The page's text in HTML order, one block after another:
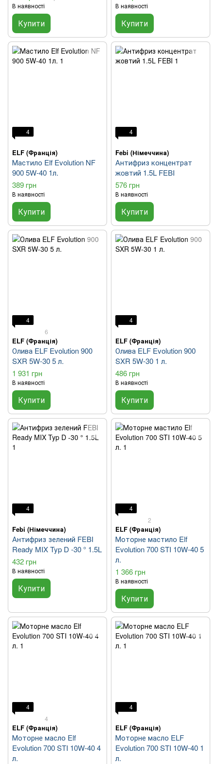
В наявності
Купити
В наявності
Купити
4
ELF (Франція)
Мастило Elf Evolution NF
900 5W-40 1л.
389 грн
В наявності
Купити
4
Febi (Німеччина)
Антифриз концентрат
жовтий 1.5L FEBI
576 грн
В наявності
Купити
4
6
ELF (Франція)
Олива ELF Evolution 900
SXR 5W-30 5 л.
1 931 грн
В наявності
Купити
4
ELF (Франція)
Олива ELF Evolution 900
SXR 5W-30 1 л.
486 грн
В наявності
Купити
4
Febi (Німеччина)
Антифриз зелений FEBI
Ready MIX Typ D -30 ° 1.5L
432 грн
В наявності
Купити
4
2
ELF (Франція)
Моторне мастило Elf
Evolution 700 STI 10W-40 5
л.
1 366 грн
В наявності
Купити
4
4
ELF (Франція)
Моторне масло Elf
Evolution 700 STI 10W-40 4
л.
4
ELF (Франція)
Моторне масло ELF
Evolution 700 STI 10W-40 1
л.